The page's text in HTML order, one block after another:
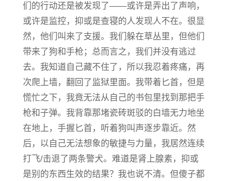
们的行动还是被发现了——或许是弄出了声响，
或许是监控，抑或是查寝的人发现人不在。很显
然，他们叫来了支援。我们躲在草丛里，但他们
带来了狗和手枪；总而言之，我们并没有逃过
去。我知道自己藏不住了，所以我忍着疼痛，再
次爬上墙，翻回了监狱里面。我带着匕首，但是
慌忙之下，我竟无法从自己的书包里找到那把手
枪和子弹。我背靠那堵瓷砖斑驳的白墙无力地坐
在地上，手握匕首，听着狗叫声逐步靠近。然
后，以自己无法想象的敏捷与力量，我居然连续
打飞/击退了两条警犬。难道是肾上腺素，抑或
是别的东西生效的结果？我也说不清。但傻子都